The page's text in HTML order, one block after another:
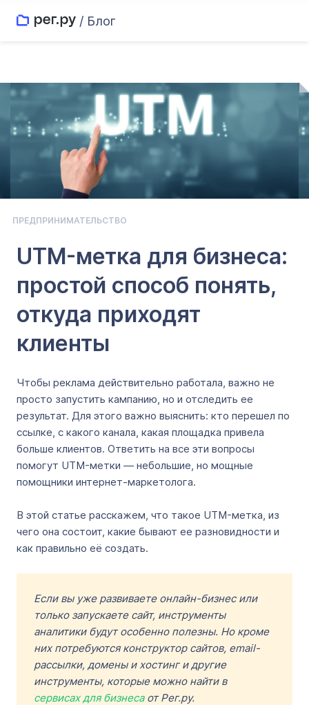
/ Блог
ПРЕДПРИНИМАТЕЛЬСТВО
UTM-метка для бизнеса:
простой способ понять,
откуда приходят
клиенты
Чтобы реклама действительно работала, важно не
просто запустить кампанию, но и отследить ее
результат. Для этого важно выяснить: кто перешел по
ссылке, с какого канала, какая площадка привела
больше клиентов. Ответить на все эти вопросы
помогут UTM-метки — небольшие, но мощные
помощники интернет-маркетолога.
В этой статье расскажем, что такое UTM-метка, из
чего она состоит, какие бывают ее разновидности и
как правильно её создать.
Если вы уже развиваете онлайн-бизнес или
только запускаете сайт, инструменты
аналитики будут особенно полезны. Но кроме
них потребуются конструктор сайтов, email-
рассылки, домены и хостинг и другие
инструменты, которые можно найти в
сервисах для бизнесаот Рег.ру.